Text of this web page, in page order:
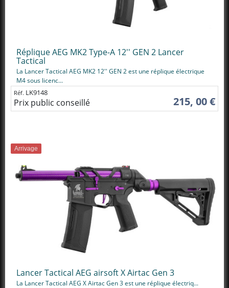
Réplique AEG MK2 Type-A 12'' GEN 2 Lancer
Tactical
La Lancer Tactical AEG MK2 12'' GEN 2 est une réplique électrique
M4 sous licenc...
Réf. LK9148
Prix public conseillé 215, 00 €
Arrivage
Lancer Tactical AEG airsoft X Airtac Gen 3
La Lancer Tactical AEG X Airtac Gen 3 est une réplique électriq...